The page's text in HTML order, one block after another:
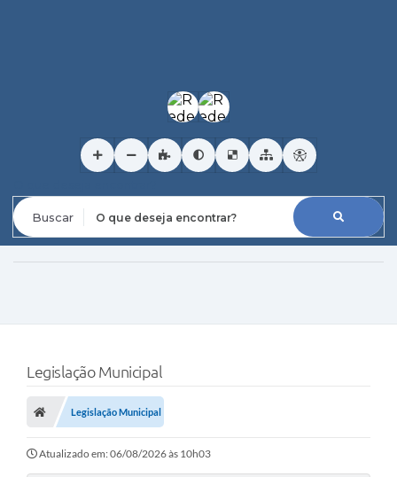
Legislação Municipal
Legislação Municipal
Atualizado em: 06/08/2026 às 10h03